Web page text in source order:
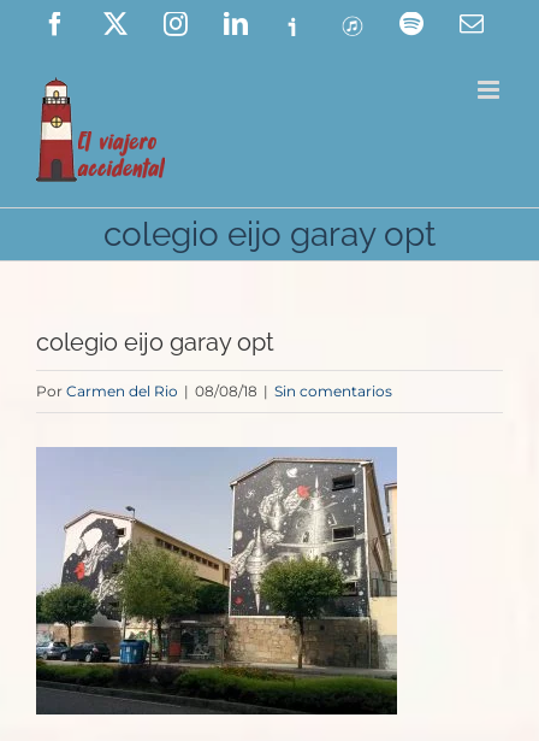
Saltar
contenido
Facebook InstagramLinkedIn
Ivoox ITunes Spotify
colegio eijo garay opt
colegio eijo garay opt
Por Carmen del Rio | 08/08/18 | Sin comentarios